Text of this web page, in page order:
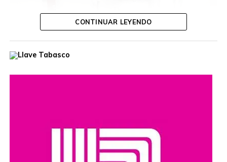
CONTINUAR LEYENDO